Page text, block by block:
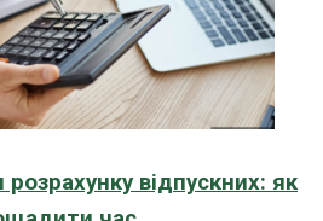
відпускних: як